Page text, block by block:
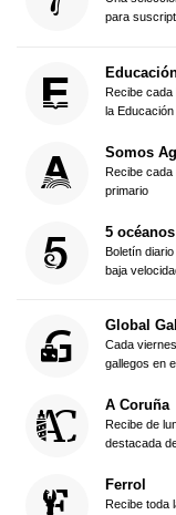
para
Recibe cada
la Educación
Somos
Recibe cada
primario
5 océanos
Boletín
baja
Global
Cada
gallegos en
A Coruña
Recibe de
destacada
Ferrol
Recibe toda